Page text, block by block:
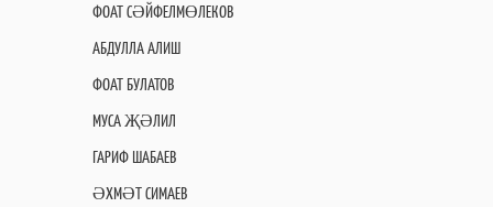
ФОАТ СӘЙФЕЛМӨЛЕКОВ
АБДУЛЛА АЛИШ
ФОАТ БУЛАТОВ
МУСА ҖӘЛИЛ
ГАРИФ ШАБАЕВ
ӘХМӘТ СИМАЕВ